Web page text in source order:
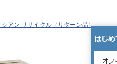
アン リサイクル（リターン品）